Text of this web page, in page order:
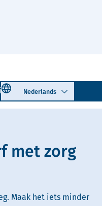
0516 - 726 009
Select language
met zorg
Maak het iets minder